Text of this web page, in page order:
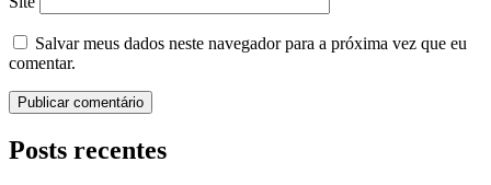
Salvar meus dados neste navegador para a próxima vez que eu
comentar.
Posts recentes